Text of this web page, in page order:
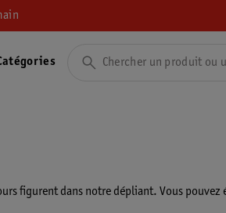
figurent dans notre dépliant. Vous